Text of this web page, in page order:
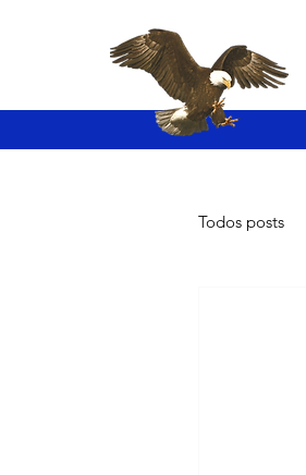
Todos posts